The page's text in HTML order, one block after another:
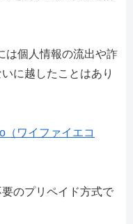
は個人情報の流出や詐
に越したことはあり
（ワイファイエコ
のプリペイド方式で